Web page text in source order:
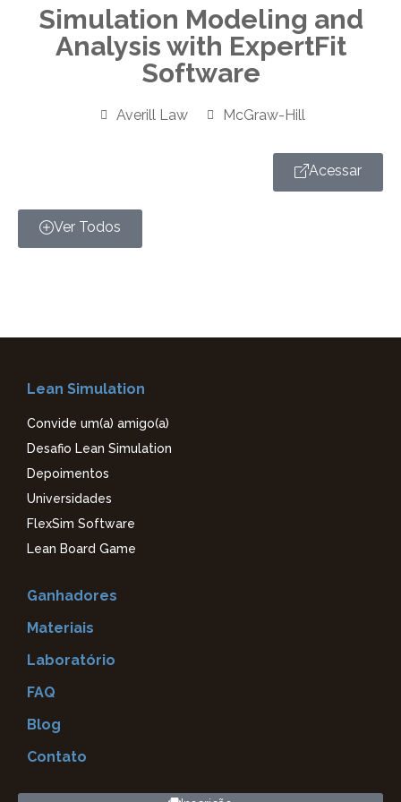
Simulation Modeling and
Analysis with ExpertFit
Software
Averill Law McGraw-Hill
Acessar
Ver Todos
Lean Simulation
Convide um(a) amigo(a)
Desafio Lean Simulation
Depoimentos
Universidades
FlexSim Software
Lean Board Game
Ganhadores
Materiais
Laboratório
FAQ
Blog
Contato